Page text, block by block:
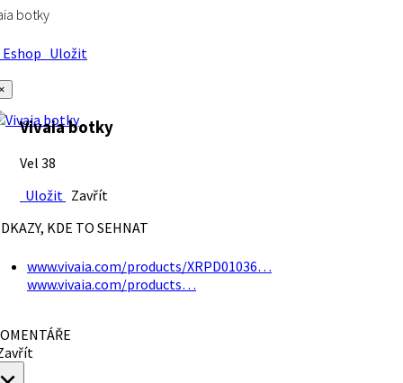
botky
Uložit
Vivaia botky
Vel 38
Uložit Zavřít
KDE TO SEHNAT
www.vivaia.com/products/XRPD01036…
www.vivaia.com/products…